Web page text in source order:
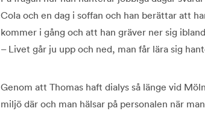
Cola och en dag i soffan och han berättar att
kommer i gång och att han gräver ner sig
– Livet går ju upp och ned, man får lära sig
Genom att Thomas haft dialys så länge vid
miljö där och man hälsar på personalen när